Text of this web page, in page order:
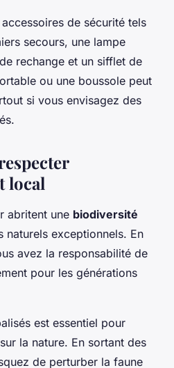
de sécurité tels
secours, une lampe
rechange et un sifflet de
ou une boussole peut
si vous envisagez des
local
abritent une biodiversité
naturels exceptionnels. En
avez la responsabilité de
pour les générations
est essentiel pour
la nature. En sortant des
de perturber la faune